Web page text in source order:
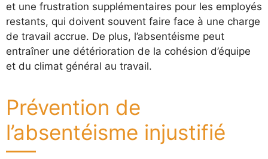
et une frustration supplémentaires pour les employés
restants, qui doivent souvent faire face à une charge
de travail accrue. De plus, l’absentéisme peut
entraîner une détérioration de la cohésion d’équipe
et du climat général au travail.
Prévention de
l’absentéisme injustifié